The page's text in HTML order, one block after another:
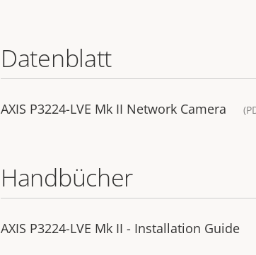
Datenblatt
AXIS P3224-LVE Mk II Network Camera
Handbücher
AXIS P3224-LVE Mk II - Installation Guide